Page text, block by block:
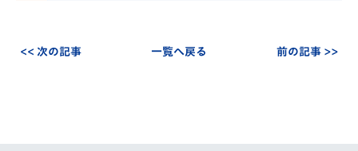
<< 次の記事 一覧へ戻る 前の記事 >>